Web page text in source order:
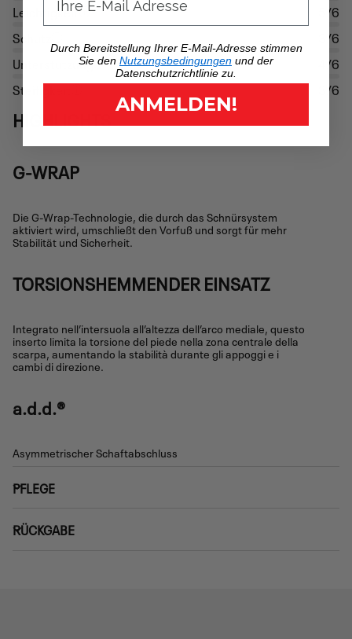
Leichtigkeit
5/6
Schutz
3/6
Unterstützung
4/6
Steifigkeit
3/6
HIGHLIGHTS
G-WRAP
Die G-Wrap-Technologie, die durch das Schnürsystem
aktiviert wird, umschließt den Vorfuß und sorgt für mehr
Stabilität und Sicherheit.
TORSIONSHEMMENDER EINSATZ
Integrato nell’intersuola all’altezza dell’arco mediale, questo
inserto limita la torsione del piede nella zona centrale della
scarpa, aumentando la stabilità durante gli appoggi e i
cambi di direzione.
a.d.d.®
Asymmetrischer Schaftabschluss
PFLEGE
RÜCKGABE
Durch Bereitstellung Ihrer E-Mail-Adresse stimmen
Sie den Nutzungsbedingungen und der
Datenschutzrichtlinie zu.
ANMELDEN!